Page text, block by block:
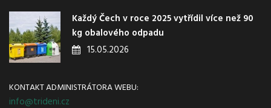
Každý Čech v roce 2025 vytřídil více než 90
kg obalového odpadu
15.05.2026
KONTAKT ADMINISTRÁTORA WEBU:
info@trideni.cz